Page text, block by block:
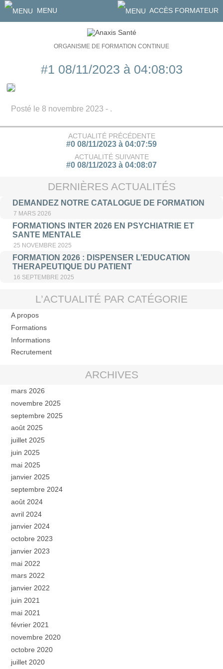
MENU ACCÈS FORMATEUR
ORGANISME DE FORMATION CONTINUE
#1 08/11/2023 à 04:08:03
Posté le 8 novembre 2023 - .
ACTUALITÉ PRÉCÉDENTE
#0 08/11/2023 à 04:07:59
ACTUALITÉ SUIVANTE
#0 08/11/2023 à 04:08:07
DERNIÈRES ACTUALITÉS
DEMANDEZ NOTRE CATALOGUE DE FORMATION
7 MARS 2026
FORMATIONS INTER 2026 EN PSYCHIATRIE ET
SANTE MENTALE
25 NOVEMBRE 2025
FORMATION 2026 : DISPENSER L’EDUCATION
THERAPEUTIQUE DU PATIENT
16 SEPTEMBRE 2025
L’ACTUALITÉ PAR CATÉGORIE
A propos
Formations
Informations
Recrutement
ARCHIVES
mars 2026
novembre 2025
septembre 2025
août 2025
juillet 2025
juin 2025
mai 2025
janvier 2025
septembre 2024
août 2024
avril 2024
janvier 2024
octobre 2023
janvier 2023
mai 2022
mars 2022
janvier 2022
juin 2021
mai 2021
février 2021
novembre 2020
octobre 2020
juillet 2020